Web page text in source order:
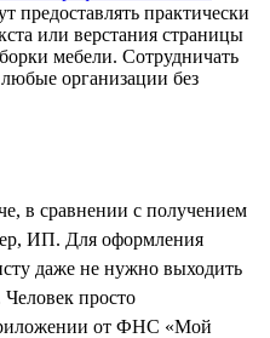
практически
или верстания страницы
мебели. Сотрудничать
организации без
в сравнении с получением
ИП. Для оформления
даже не нужно выходить
Человек просто
от ФНС «Мой